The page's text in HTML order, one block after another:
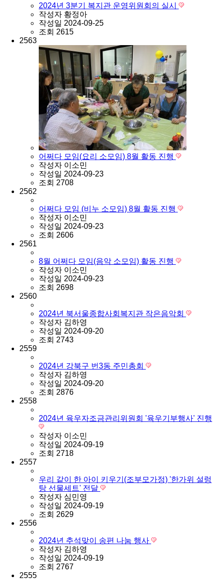
2024년 3분기 복지관 운영위원회의 실시
작성자 황정아
작성일 2024-09-25
조회 2615
2563
어쩌다 모임(요리 소모임) 8월 활동 진행
작성자 이소민
작성일 2024-09-23
조회 2708
2562
어쩌다 모임 (비누 소모임) 8월 활동 진행
작성자 이소민
작성일 2024-09-23
조회 2606
2561
8월 어쩌다 모임(음악 소모임) 활동 진행
작성자 이소민
작성일 2024-09-23
조회 2698
2560
2024년 북서울종합사회복지관 작은음악회
작성자 김하영
작성일 2024-09-20
조회 2743
2559
2024년 강북구 번3동 주민총회
작성자 김하영
작성일 2024-09-20
조회 2876
2558
2024년 육우자조금관리위원회 '육우기부행사' 진행
작성자 이소민
작성일 2024-09-19
조회 2718
2557
우리 같이 한 아이 키우기(조부모가정) '한가위 설렁
탕 선물세트' 전달
작성자 심민영
작성일 2024-09-19
조회 2629
2556
2024년 추석맞이 송편 나눔 행사
작성자 김하영
작성일 2024-09-19
조회 2767
2555